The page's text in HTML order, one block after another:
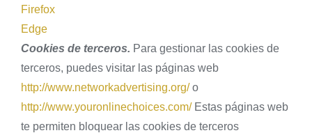
Firefox
Edge
Cookies de terceros. Para gestionar las cookies de
terceros, puedes visitar las páginas web
http://www.networkadvertising.org/o
http://www.youronlinechoices.com/Estas páginas web
te permiten bloquear las cookies de terceros